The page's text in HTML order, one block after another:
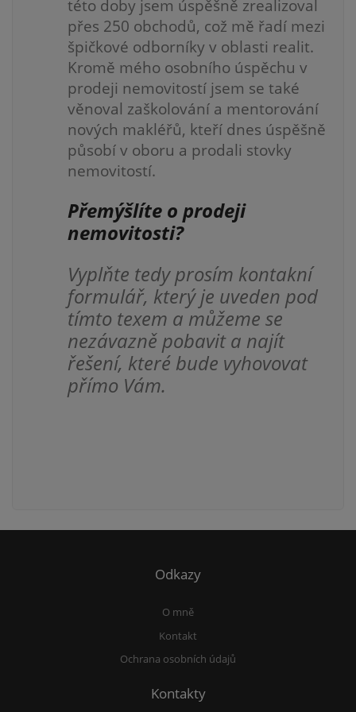
této doby jsem úspěšně zrealizoval
přes 250 obchodů, což mě řadí mezi
špičkové odborníky v oblasti realit.
Kromě mého osobního úspěchu v
prodeji nemovitostí jsem se také
věnoval zaškolování a mentorování
nových makléřů, kteří dnes úspěšně
působí v oboru a prodali stovky
nemovitostí.
Přemýšlíte o prodeji
nemovitosti?
Vyplňte tedy prosím kontakní
formulář, který je uveden pod
tímto texem a můžeme se
nezávazně pobavit a najít
řešení, které bude vyhovovat
přímo Vám.
Odkazy
O mně
Kontakt
Ochrana osobních údajů
Kontakty